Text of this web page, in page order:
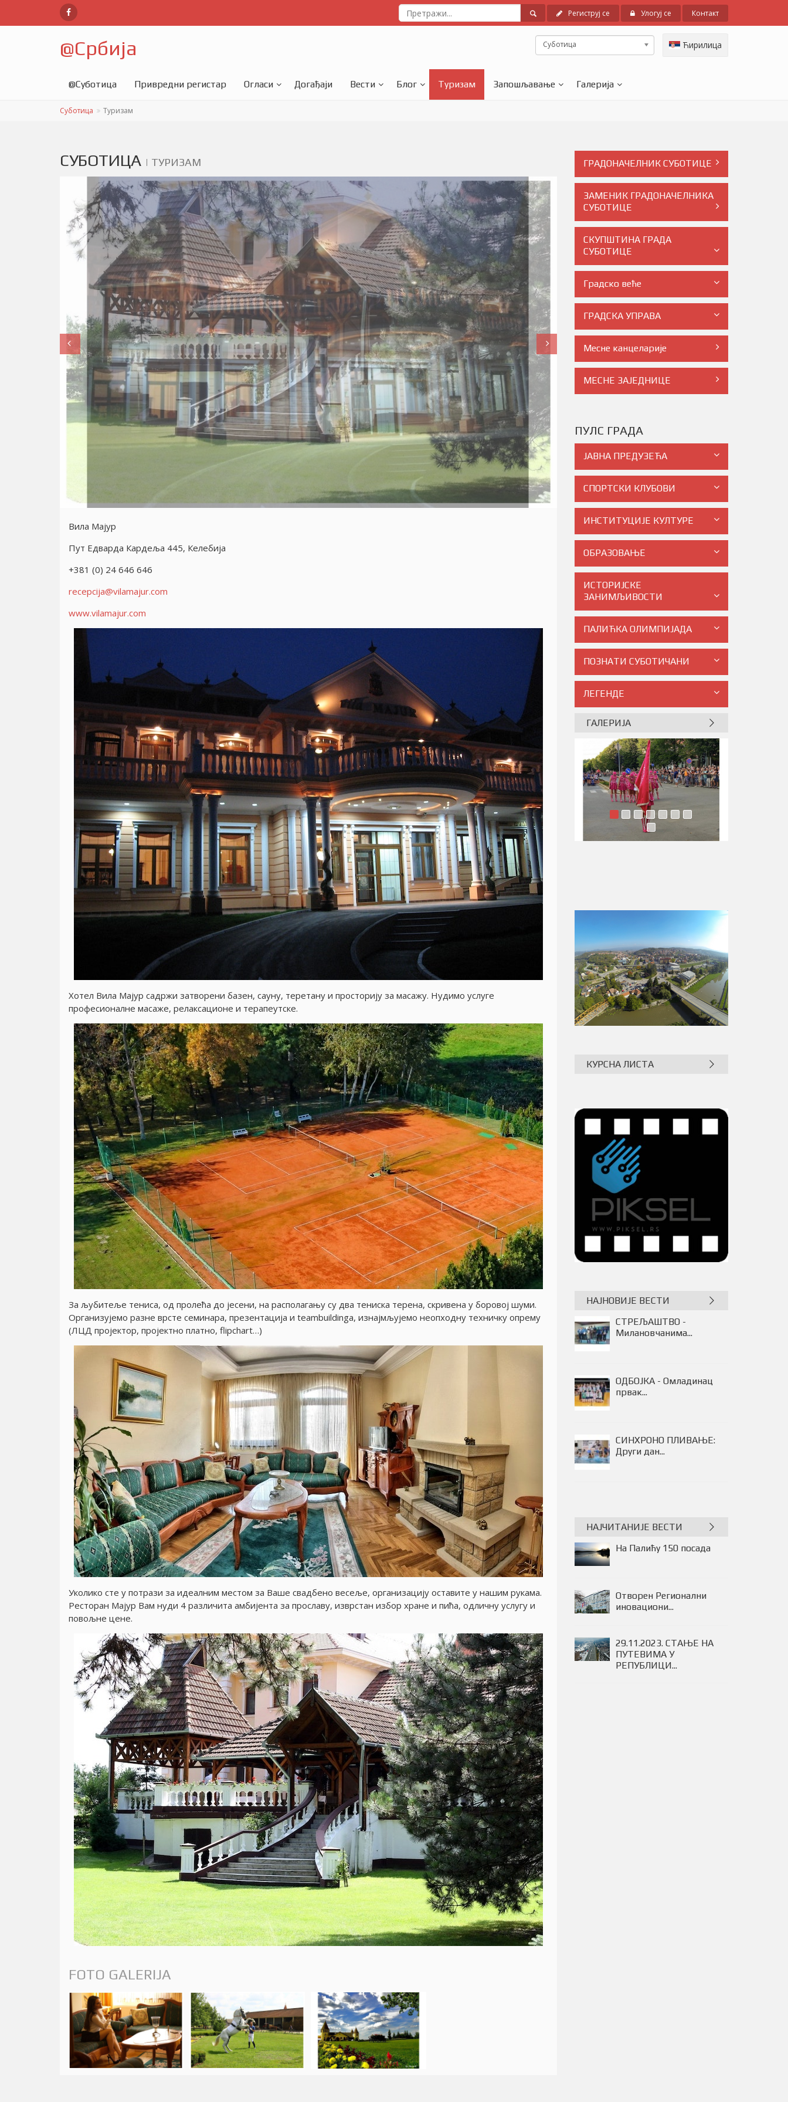
Региструј се Улогуј се Контакт
@Србија Суботица Ћирилица
@Суботица Привредни регистар Огласи Догађаји Вести Блог Туризам Запошљавање Галерија
Суботица Туризам
СУБОТИЦА | ТУРИЗАМ
Вила Маjур
Пут Едварда Кардеља 445, Келебиja
+381 (0) 24 646 646
recepcija@vilamajur.com
www.vilamajur.com
Хотел Вила Маjур садржи затворени базен, сауну, теретану и просториjу за масажу. Нудимо услуге
професионалне масаже, релаксационе и терапеутске.
За љубитеље тениса, од пролећа до jесени, на располагању су два тениска терена, скривена у боровоj шуми.
Организуjемо разне врсте семинара, презентациjа и teambuildinga, изнаjмљуjемо неопходну техничку опрему
(ЛЦД проjектор, проjектно платно, flipchart…)
Уколико сте у потрази за идеалним местом за Ваше свадбено весеље, организациjу оставите у нашим рукама.
Ресторан Маjур Вам нуди 4 различита амбиjента за прославу, изврстан избор хране и пића, одличну услугу и
повољне цене.
FOTO GALERIJA
ГРАДОНАЧЕЛНИК СУБОТИЦЕ
ЗАМЕНИК ГРАДОНАЧЕЛНИКА
СУБОТИЦЕ
СКУПШТИНА ГРАДА
СУБОТИЦЕ
Градско веће
ГРАДСКА УПРАВА
Месне канцеларије
МЕСНЕ ЗАЈЕДНИЦЕ
ПУЛС ГРАДА
ЈАВНА ПРЕДУЗЕЋА
СПОРТСКИ КЛУБОВИ
ИНСТИТУЦИЈЕ КУЛТУРЕ
ОБРАЗОВАЊЕ
ИСТОРИЈСКЕ
ЗАНИМЉИВОСТИ
ПАЛИЋКА ОЛИМПИЈАДА
ПОЗНАТИ СУБОТИЧАНИ
ЛЕГЕНДЕ
ГАЛЕРИЈА
КУРСНА ЛИСТА
НАЈНОВИЈЕ ВЕСТИ
СТРЕЉАШТВО -
Милановчанима...
ОДБОЈКА - Омладинац
првак...
СИНХРОНО ПЛИВАЊЕ:
Други дан...
НАЈЧИТАНИЈЕ ВЕСТИ
На Палићу 150 посада
Отворен Регионални
иновациони...
29.11.2023. СTAЊE НA
ПУTEВИMA У
РEПУБЛИЦИ...